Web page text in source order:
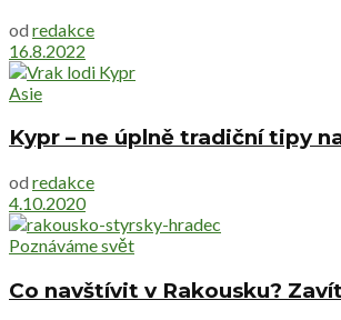
od redakce
16.8.2022
Asie
Kypr – ne úplně tradiční tipy
od redakce
4.10.2020
Poznáváme svět
Co navštívit v Rakousku?